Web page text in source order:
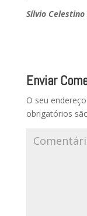
Sílvio
Enviar
O seu
obrigatórios